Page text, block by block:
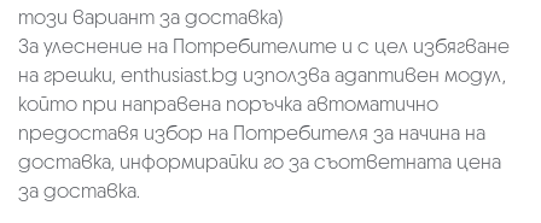
този вариант за доставка)
За улеснение на Потребителите и с цел избягване
на грешки, enthusiast.bg използва адаптивен модул,
който при направена поръчка автоматично
предоставя избор на Потребителя за начина на
доставка, информирайки го за съответната цена
за доставка.